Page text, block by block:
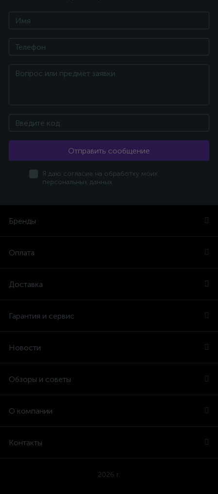
Отправить сообщение
Я даю согласие на обработку моих
персональных данных
Бренды
Оплата
Доставка
Гарантия и сервис
Новости
Обзоры и советы
О компании
Контакты
2026 г.